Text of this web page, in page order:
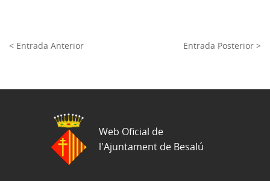
< Entrada Anterior Entrada Posterior >
Web Oficial de
l'Ajuntament de Besalú